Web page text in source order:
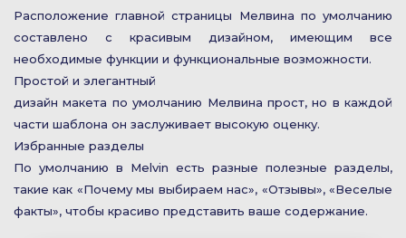
Расположение главной страницы Мелвина по умолчанию
составлено с красивым дизайном, имеющим все
необходимые функции и функциональные возможности.
Простой и элегантный
дизайн макета по умолчанию Мелвина прост, но в каждой
части шаблона он заслуживает высокую оценку.
Избранные разделы
По умолчанию в Melvin есть разные полезные разделы,
такие как «Почему мы выбираем нас», «Отзывы», «Веселые
факты», чтобы красиво представить ваше содержание.